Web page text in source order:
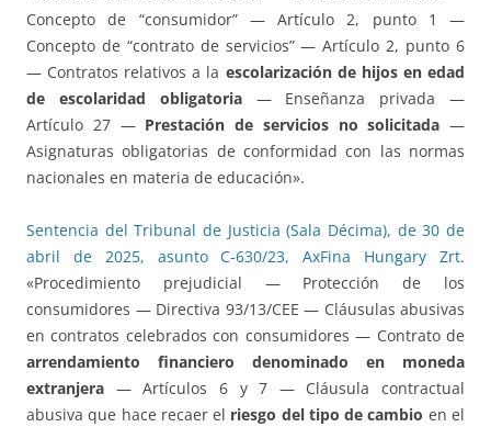
Concepto de “consumidor” — Artículo 2, punto 1 —
Concepto de “contrato de servicios” — Artículo 2, punto 6
— Contratos relativos a la escolarización de hijos en edad
de escolaridad obligatoria— Enseñanza privada —
Artículo 27 — Prestación de servicios no solicitada —
Asignaturas obligatorias de conformidad con las normas
nacionales en materia de educación».
Sentencia del Tribunal de Justicia (Sala Décima), de 30 de
abril de 2025, asunto C-630/23, AxFina Hungary Zrt.
«Procedimiento prejudicial — Protección de los
consumidores — Directiva 93/13/CEE — Cláusulas abusivas
en contratos celebrados con consumidores — Contrato de
arrendamiento financiero denominado en moneda
extranjera — Artículos 6 y 7 — Cláusula contractual
abusiva que hace recaer el riesgo del tipo de cambio en el